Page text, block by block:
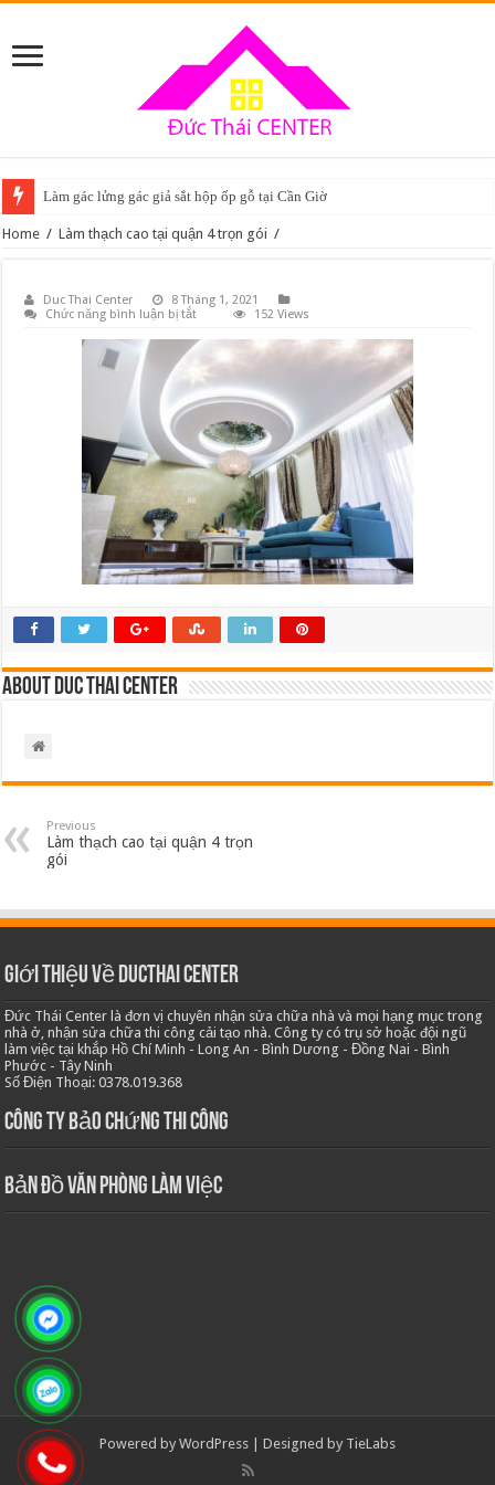
Làm gác lửng gác giả sắt hộp ốp gỗ tại Cần Giờ
Home / Làm thạch cao tại quận 4 trọn gói /
Duc Thai Center
8 Tháng 1, 2021
Chức năng bình luận bị tắtở 152 Views
About Duc Thai Center
Previous
Làm thạch cao tại quận 4 trọn
gói
Giới thiệu về Ducthai Center
Đức Thái Center là đơn vị chuyên nhận sửa chữa nhà và mọi hạng mục trong
nhà ở, nhận sửa chữa thi công cải tạo nhà. Công ty có trụ sở hoặc đội ngũ
làm việc tại khắp Hồ Chí Minh - Long An - Bình Dương - Đồng Nai - Bình
Phước - Tây Ninh
Số Điện Thoại: 0378.019.368
Công ty bảo chứng thi công
Bản Đồ Văn Phòng Làm Việc
Powered by WordPress | Designed by TieLabs